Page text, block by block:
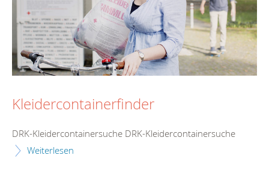
Kleidercontainerfinder
DRK-Kleidercontainersuche DRK-Kleidercontainersuche
Weiterlesen